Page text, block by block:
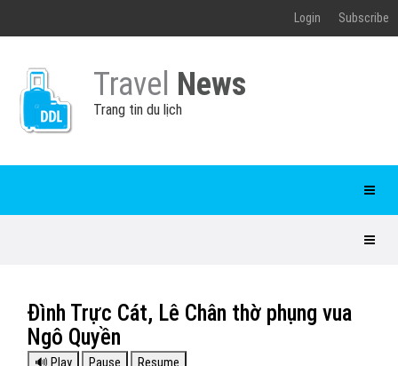
Login Subscribe
Travel News
Trang tin du lịch
Đình Trực Cát, Lê Chân thờ phụng vua
Ngô Quyền